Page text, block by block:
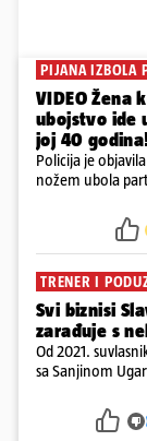
PIJANA IZBOLA
VIDEO Žena
ubojstvo ide
joj 40
Policija je
nožem ubola
ispitali i poslali u
TRENER I
Svi biznisi
zarađuje s
Od 2021.
sa Sanjinom
poslovanje
zaposlenih